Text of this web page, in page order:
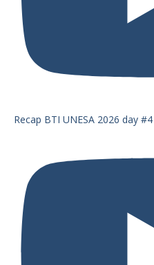
Recap BTI UNESA 2026 day #4